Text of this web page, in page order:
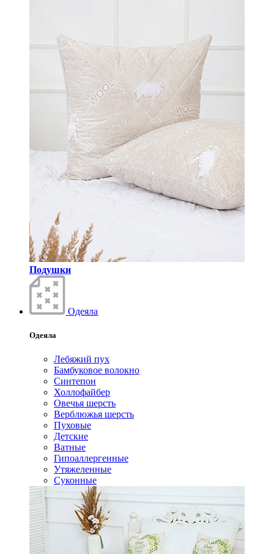
Подушки
Одеяла
Одеяла
Лебяжий пух
Бамбуковое волокно
Синтепон
Холлофайбер
Овечья шерсть
Верблюжья шерсть
Пуховые
Детские
Ватные
Гипоаллергенные
Утяжеленные
Суконные